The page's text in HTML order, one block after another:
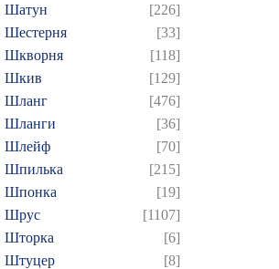
Шатун
[226]
Шестерня
[33]
Шкворня
[118]
Шкив
[129]
Шланг
[476]
Шланги
[36]
Шлейф
[70]
Шпилька
[215]
Шпонка
[19]
Шрус
[1107]
Шторка
[6]
Штуцер
[8]